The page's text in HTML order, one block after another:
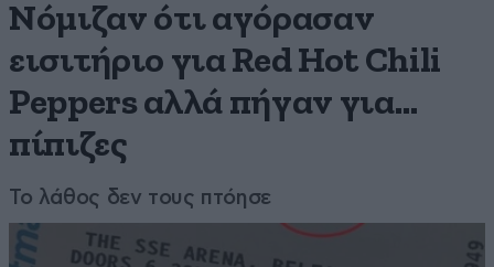
Νόμιζαν ότι αγόρασαν
εισιτήριο για Red Hot Chili
Peppers αλλά πήγαν για…
πίπιζες
Το λάθος δεν τους πτόησε